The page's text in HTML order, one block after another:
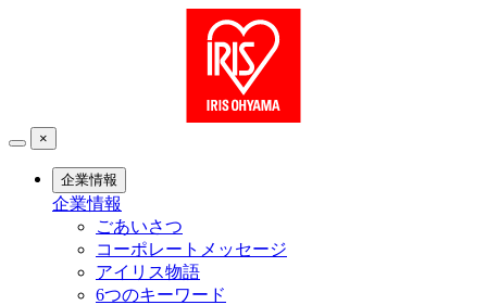
×
企業情報
企業情報
ごあいさつ
コーポレートメッセージ
アイリス物語
6つのキーワード